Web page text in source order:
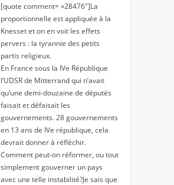
[quote comment= »28476″]La
proportionnelle est appliquée à la
Knesset et on en voit les effets
pervers : la tyrannie des petits
partis religieux.
En France sous la IVe République
l’UDSR de Mitterrand qui n’avait
qu’une demi-douzaine de députés
faisait et défaisait les
gouvernements. 28 gouvernements
en 13 ans de IVe république, cela
devrait donner à réfléchir.
Comment peut-on réformer, ou tout
simplement gouverner un pays
avec une telle instabilité?Je sais que